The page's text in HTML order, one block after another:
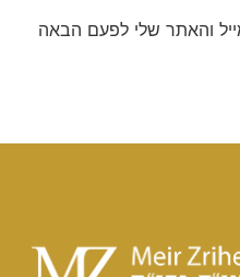
והאתר שלי לפעם הבאה